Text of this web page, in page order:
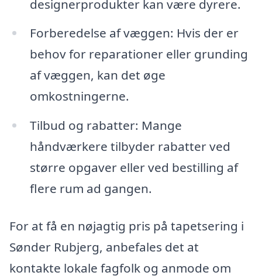
designerprodukter kan være dyrere.
Forberedelse af væggen: Hvis der er
behov for reparationer eller grunding
af væggen, kan det øge
omkostningerne.
Tilbud og rabatter: Mange
håndværkere tilbyder rabatter ved
større opgaver eller ved bestilling af
flere rum ad gangen.
For at få en nøjagtig pris på tapetsering i
Sønder Rubjerg, anbefales det at
kontakte lokale fagfolk og anmode om